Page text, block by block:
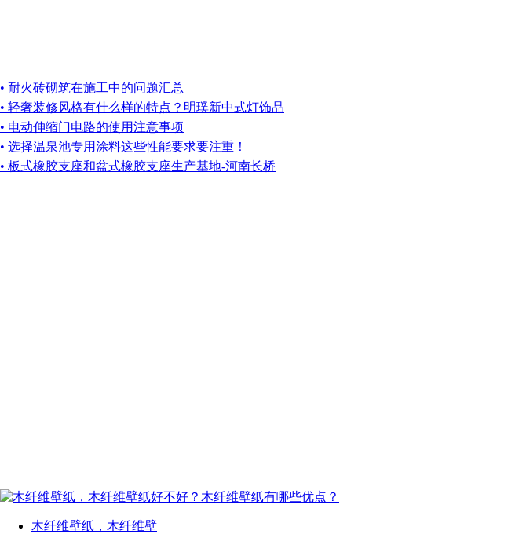
• 耐火砖砌筑在施工中的问题汇总
• 轻奢装修风格有什么样的特点？明璞新中式灯饰品
• 电动伸缩门电路的使用注意事项
• 选择温泉池专用涂料这些性能要求要注重！
• 板式橡胶支座和盆式橡胶支座生产基地-河南长桥
木纤维壁纸，木纤维壁